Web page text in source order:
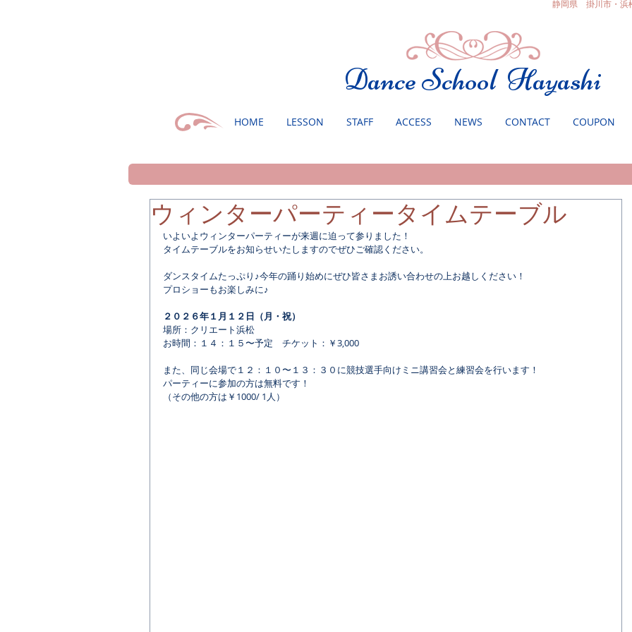
静岡県 掛川市・浜
Dance School Hayashi
HOME LESSON STAFF ACCESS NEWS CONTACT COUPON
ウィンターパーティータイムテーブル
いよいよウィンターパーティーが来週に迫って参りました！
タイムテーブルをお知らせいたしますのでぜひご確認ください。
ダンスタイムたっぷり♪今年の踊り始めにぜひ皆さまお誘い合わせの上お越しください！
プロショーもお楽しみに♪
２０２６年１月１２日（月・祝）
場所：クリエート浜松
お時間：１４：１５〜予定　チケット：￥3,000
また、同じ会場で１２：１０〜１３：３０に競技選手向けミニ講習会と練習会を行います！
パーティーに参加の方は無料です！
（その他の方は￥1000/ 1人）